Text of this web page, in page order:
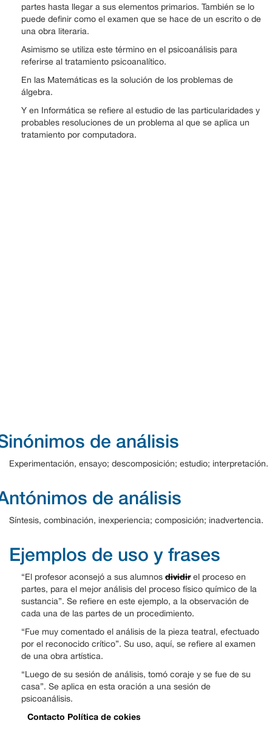
partes hasta llegar a sus elementos primarios. También se lo
puede definir como el examen que se hace de un escrito o de
una obra literaria.
Asimismo se utiliza este término en el psicoanálisis para
referirse al tratamiento psicoanalítico.
En las Matemáticas es la solución de los problemas de
álgebra.
Y en Informática se refiere al estudio de las particularidades y
probables resoluciones de un problema al que se aplica un
tratamiento por computadora.
de análisis
Experimentación, ensayo; descomposición; estudio; interpretación.
de análisis
Síntesis, combinación, inexperiencia; composición; inadvertencia.
Ejemplos de uso y frases
“El profesor aconsejó a sus alumnos dividirel proceso en
partes, para el mejor análisis del proceso físico químico de la
sustancia”. Se refiere en este ejemplo, a la observación de
cada una de las partes de un procedimiento.
“Fue muy comentado el análisis de la pieza teatral, efectuado
por el reconocido crítico”. Su uso, aquí, se refiere al examen
de una obra artística.
“Luego de su sesión de análisis, tomó coraje y se fue de su
casa”. Se aplica en esta oración a una sesión de
psicoanálisis.
Contacto Política de cokies